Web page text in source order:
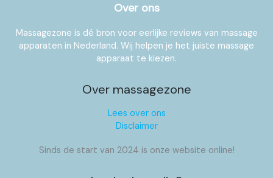
Over ons
Massagezone is dé bron voor eerlijke reviews van massage
apparaten in Nederland. Wij helpen je het juiste massage
apparaat te kiezen.
Over massagezone
Lees over ons
Disclaimer
Sinds de start van 2024 is onze website online!